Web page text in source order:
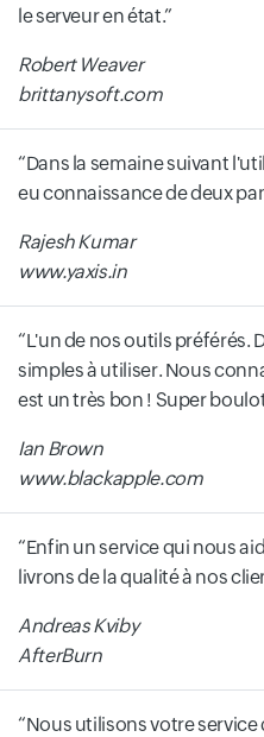
le serveur en état.
Robert Weaver
brittanysoft.com
Dans la semaine suivant
eu connaissance de deux
Rajesh Kumar
www.yaxis.in
L'un de nos outils préférés.
simples à utiliser. Nous
est un très bon ! Super
Ian Brown
www.blackapple.com
Enfin un service qui nous
livrons de la qualité à nos
Andreas Kviby
AfterBurn
Nous utilisons votre